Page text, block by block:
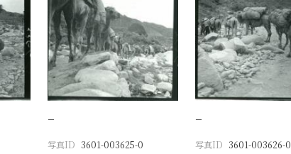
−
写真ID 3601-003625-0
−
写真ID 3601-003626-0